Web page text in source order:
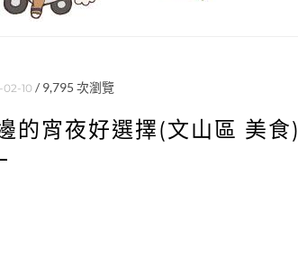
02-10 / 9,795 次瀏覽
的宵夜好選擇(文山區 美食)